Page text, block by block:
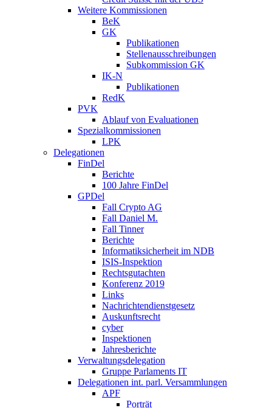
Weitere Kommissionen
BeK
GK
Publikationen
Stellenausschreibungen
Subkommission GK
IK-N
Publikationen
RedK
PVK
Ablauf von Evaluationen
Spezialkommissionen
LPK
Delegationen
FinDel
Berichte
100 Jahre FinDel
GPDel
Fall Crypto AG
Fall Daniel M.
Fall Tinner
Berichte
Informatiksicherheit ­im NDB
ISIS-Inspektion
Rechtsgutachten
Konferenz 2019
Links
Nachrichtendienstgesetz
Auskunftsrecht
cyber
Inspektionen
Jahresberichte
Verwaltungsdelegation
Gruppe Parlaments IT
Delegationen int. parl. Versammlungen
APF
Porträt